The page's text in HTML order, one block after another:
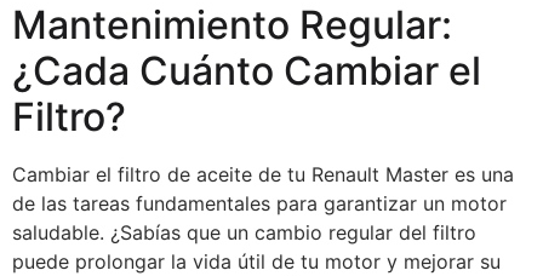
Mantenimiento Regular:
¿Cada Cuánto Cambiar el
Filtro?
Cambiar el filtro de aceite de tu Renault Master es una
de las tareas fundamentales para garantizar un motor
saludable. ¿Sabías que un cambio regular del filtro
puede prolongar la vida útil de tu motor y mejorar su